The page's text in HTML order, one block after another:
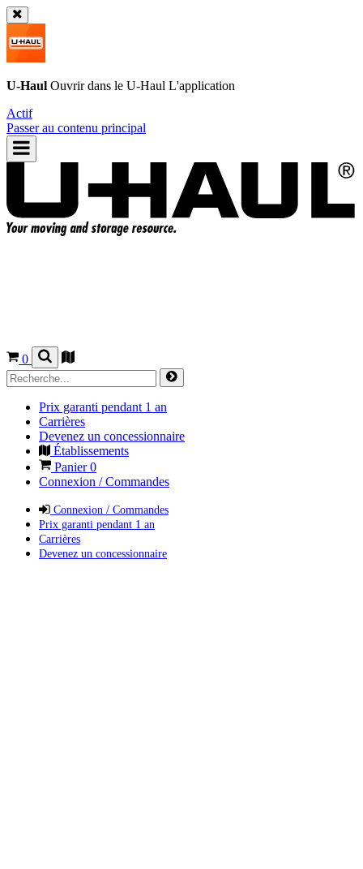
U-Haul Ouvrir dans le U-Haul L'application
Actif
Passer au contenu principal
0
Prix garanti pendant 1 an
Carrières
Devenez un concessionnaire
Établissements
Panier0
Connexion / Commandes
Connexion / Commandes
Prix garanti pendant 1 an
Carrières
Devenez un concessionnaire